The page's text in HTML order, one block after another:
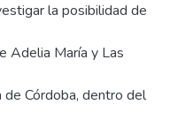
la posibilidad de
Adelia María y Las
Córdoba, dentro del